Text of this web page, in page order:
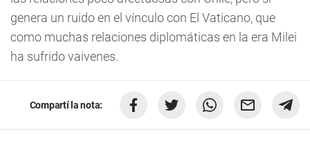
genera un ruido en el vínculo con El Vaticano, que
como muchas relaciones diplomáticas en la era Milei
ha sufrido vaivenes.
Compartí la nota: